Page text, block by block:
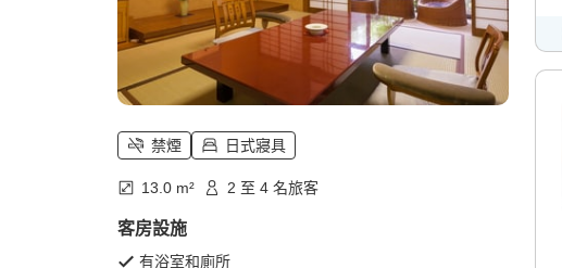
禁煙 日式寢具
13.0 m² 2 至 4 名旅客
客房設施
有浴室和廁所